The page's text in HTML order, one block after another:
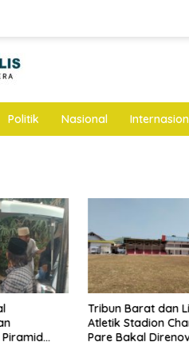
Politik Nasional
Tribun Barat dan Lintasan
Atletik Stadion Chanda
Pare Bakal Direnovasi